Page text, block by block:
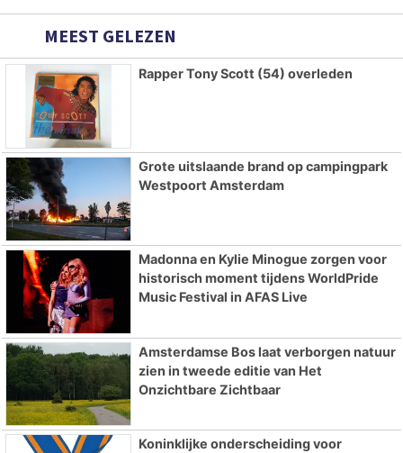
MEEST GELEZEN
Rapper Tony Scott (54) overleden
Grote uitslaande brand op campingpark
Westpoort Amsterdam
Madonna en Kylie Minogue zorgen voor
historisch moment tijdens WorldPride
Music Festival in AFAS Live
Amsterdamse Bos laat verborgen natuur
zien in tweede editie van Het
Onzichtbare Zichtbaar
Koninklijke onderscheiding voor